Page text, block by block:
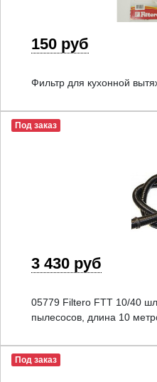
150 руб
Фильтр для кухонной
Под заказ
3 430 руб
05779 Filtero FTT 10/40
пылесосов, длина 10
Под заказ